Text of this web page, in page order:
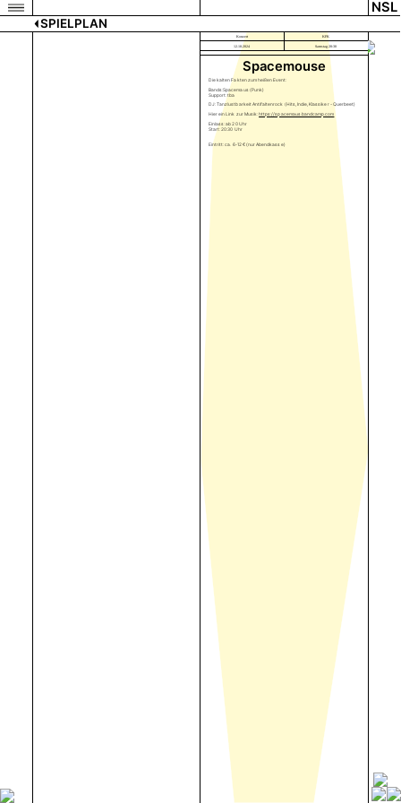
NSL
SPIELPLAN
Konzert KFK
12.10.2024 Samstag 20:30
Spacemouse
Die kalten Fakten zum heißen Event:
Bands:Spacemaus (Punk)
Support: tba
DJ: Tanzlustbarkeit Antifaltenrock (Hits, Indie, Klassiker - Querbeet)
Hier ein Link zur Musik:https://spacemaus.bandcamp.com
Einlass: ab 20 Uhr
Start: 20:30 Uhr
Eintritt: ca. 6-12 € (nur Abendkasse)